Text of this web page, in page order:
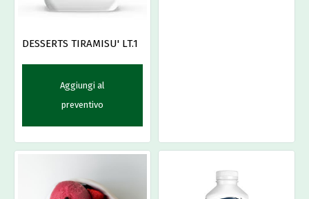
DESSERTS TIRAMISU' LT.1
Aggiungi al
preventivo